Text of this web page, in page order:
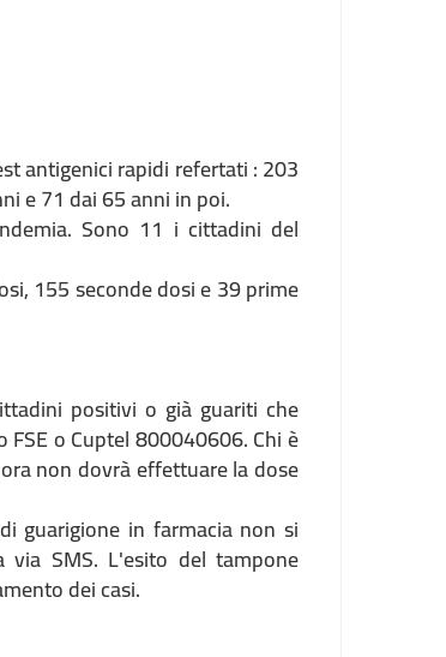
antigenici rapidi refertati : 203
e 71 dai 65 anni in poi.
Sono 11 i cittadini del
155 seconde dosi e 39 prime
positivi o già guariti che
o Cuptel 800040606. Chi è
non dovrà effettuare la dose
guarigione in farmacia non si
SMS. L'esito del tampone
dei casi.